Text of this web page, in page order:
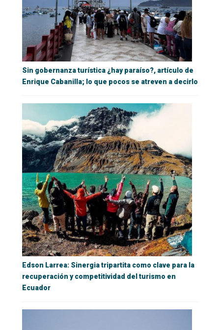
Sin gobernanza turística ¿hay paraíso?, artículo de
Enrique Cabanilla; lo que pocos se atreven a decirlo
Edson Larrea: Sinergia tripartita como clave para la
recuperación y competitividad del turismo en
Ecuador